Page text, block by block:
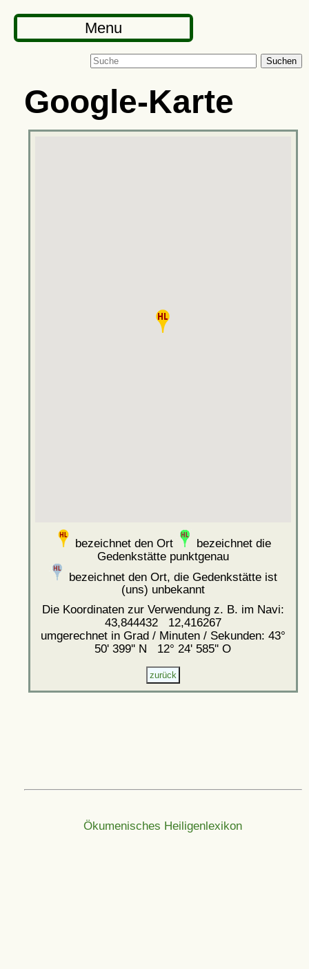
Menu
Suchen
Google-Karte
bezeichnet den Ort
bezeichnet die
Gedenkstätte punktgenau
bezeichnet den Ort, die Gedenkstätte ist
(uns) unbekannt
Die Koordinaten zur Verwendung z. B. im Navi:
43,844432 12,416267
umgerechnet in Grad / Minuten / Sekunden: 43°
50' 399'' N 12° 24' 585'' O
Ökumenisches Heiligenlexikon